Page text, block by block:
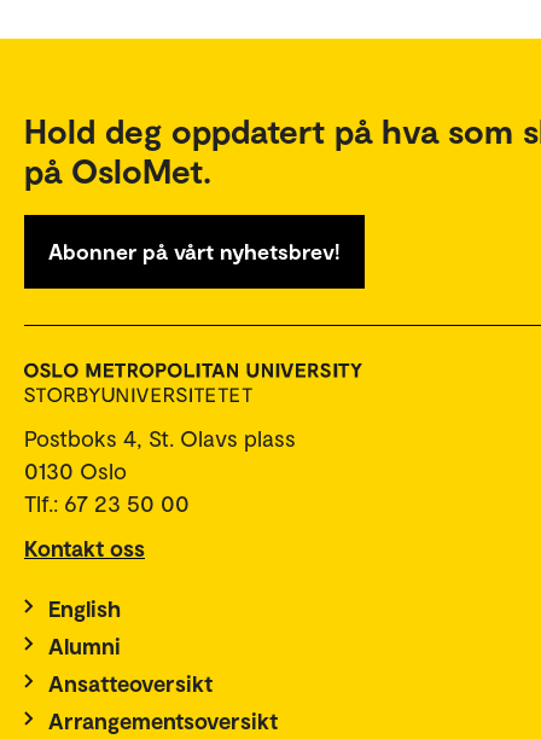
Hold deg oppdatert på hva som
på OsloMet.
Abonner på vårt nyhetsbrev!
Postboks 4, St. Olavs plass
0130 Oslo
Tlf.: 67 23 50 00
Kontakt oss
English
Alumni
Ansatteoversikt
Arrangementsoversikt